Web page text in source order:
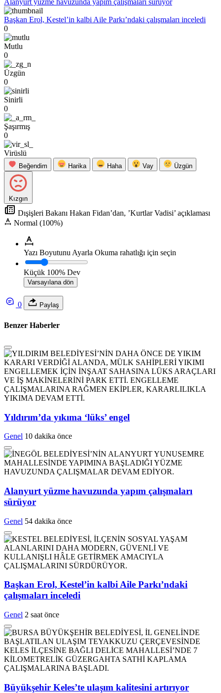
Alanyurt yüzme havuzunda yapım çalışmaları sürüyor
Başkan Erol, Kestel’in kalbi Aile Parkı’ndaki çalışmaları inceledi
0
Mutlu
0
Üzgün
0
Sinirli
0
Şaşırmış
0
Virüslü
Beğendim Harika Haha Vay Üzgün
Kızgın
Dışişleri Bakanı Hakan Fidan’dan, ’Kurtlar Vadisi’ açıklaması
Normal (100%)
Yazı Boyutunu Ayarla Okuma rahatlığı için seçin
Küçük 100% Dev
Varsayılana dön
0 Paylaş
Benzer Haberler
Yıldırım’da yıkıma ‘lüks’ engel
Genel 10 dakika önce
Alanyurt yüzme havuzunda yapım çalışmaları
sürüyor
Genel 54 dakika önce
Başkan Erol, Kestel’in kalbi Aile Parkı’ndaki
çalışmaları inceledi
Genel 2 saat önce
Büyükşehir Keles’te ulaşım kalitesini artırıyor